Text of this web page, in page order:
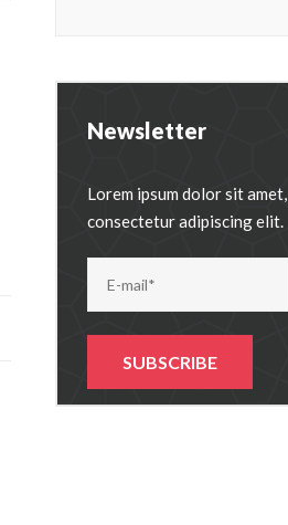
Newsletter
Lorem ipsum dolor sit amet,
consectetur adipiscing elit.